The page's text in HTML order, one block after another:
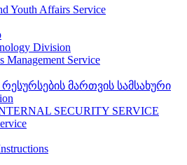
Youth Affairs Service
Division
Management Service
მართვის სამსახური
SECURITY SERVICE